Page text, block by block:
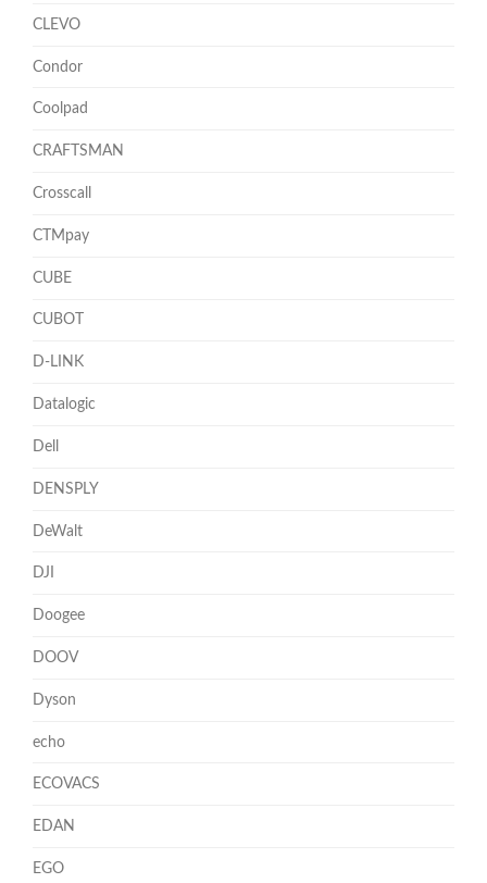
CLEVO
Condor
Coolpad
CRAFTSMAN
Crosscall
CTMpay
CUBE
CUBOT
D-LINK
Datalogic
Dell
DENSPLY
DeWalt
DJI
Doogee
DOOV
Dyson
echo
ECOVACS
EDAN
EGO